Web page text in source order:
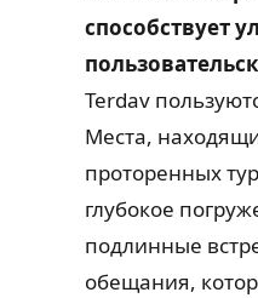
способствует
Terdav
Места,
проторенных
глубокое
подлинные
обещания,